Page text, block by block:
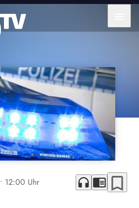
• 12:00 Uhr headphones chrome_reader_mode bookmark_border